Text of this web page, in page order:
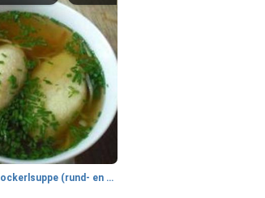
oma's griessnockerlsuppe (rund- en griesmeelknoedelsoep)